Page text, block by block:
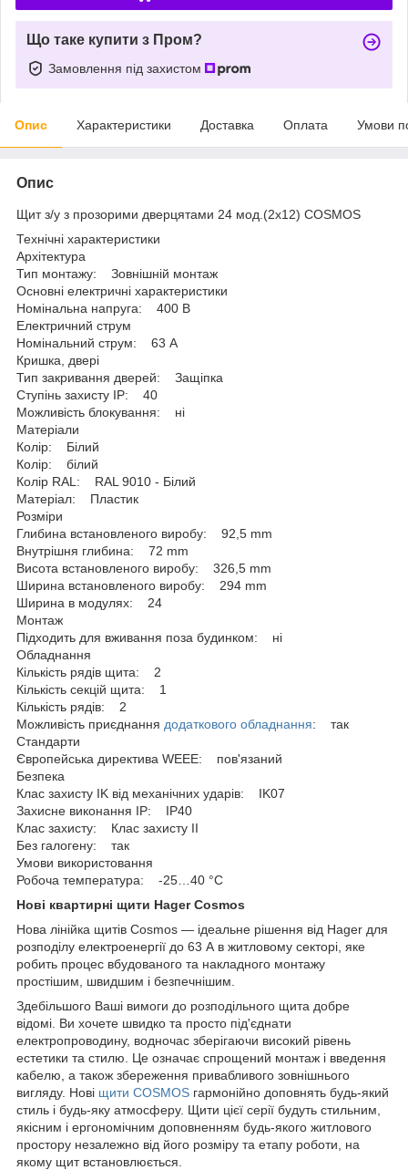
Що таке купити з Пром?
Замовлення під захистом
Опис Характеристики Доставка Оплата Умови
Опис
Щит з/у з прозорими дверцятами 24 мод.(2х12) COSMOS
Технічні характеристики
Архітектура
Тип монтажу: Зовнішній монтаж
Основні електричні характеристики
Номінальна напруга: 400 B
Електричний струм
Номінальний струм: 63 A
Кришка, двері
Тип закривання дверей: Защіпка
Ступінь захисту IP: 40
Можливість блокування: ні
Матеріали
Колір: Білий
Колір: білий
Колір RAL: RAL 9010 - Білий
Матеріал: Пластик
Розміри
Глибина встановленого виробу: 92,5 mm
Внутрішня глибина: 72 mm
Висота встановленого виробу: 326,5 mm
Ширина встановленого виробу: 294 mm
Ширина в модулях: 24
Монтаж
Підходить для вживання поза будинком: ні
Обладнання
Кількість рядів щита: 2
Кількість секцій щита: 1
Кількість рядів: 2
Можливість приєднання додаткового обладнання: так
Стандарти
Європейська директива WEEE: пов'язаний
Безпека
Клас захисту IK від механічних ударів: IK07
Захисне виконання ІР: IP40
Клас захисту: Клас захисту IІ
Без галогену: так
Умови використовання
Робоча температура: -25…40 °C
Нові квартирні щити Hager Cosmos
Нова лінійка щитів Cosmos — ідеальне рішення від Hager для
розподілу електроенергії до 63 А в житловому секторі, яке
робить процес вбудованого та накладного монтажу
простішим, швидшим і безпечнішим.
Здебільшого Ваші вимоги до розподільного щита добре
відомі. Ви хочете швидко та просто під'єднати
електропроводину, водночас зберігаючи високий рівень
естетики та стилю. Це означає спрощений монтаж і введення
кабелю, а також збереження привабливого зовнішнього
вигляду. Нові щити COSMOS гармонійно доповнять будь-який
стиль і будь-яку атмосферу. Щити цієї серії будуть стильним,
якісним і ергономічним доповненням будь-якого житлового
простору незалежно від його розміру та етапу роботи, на
якому щит встановлюється.